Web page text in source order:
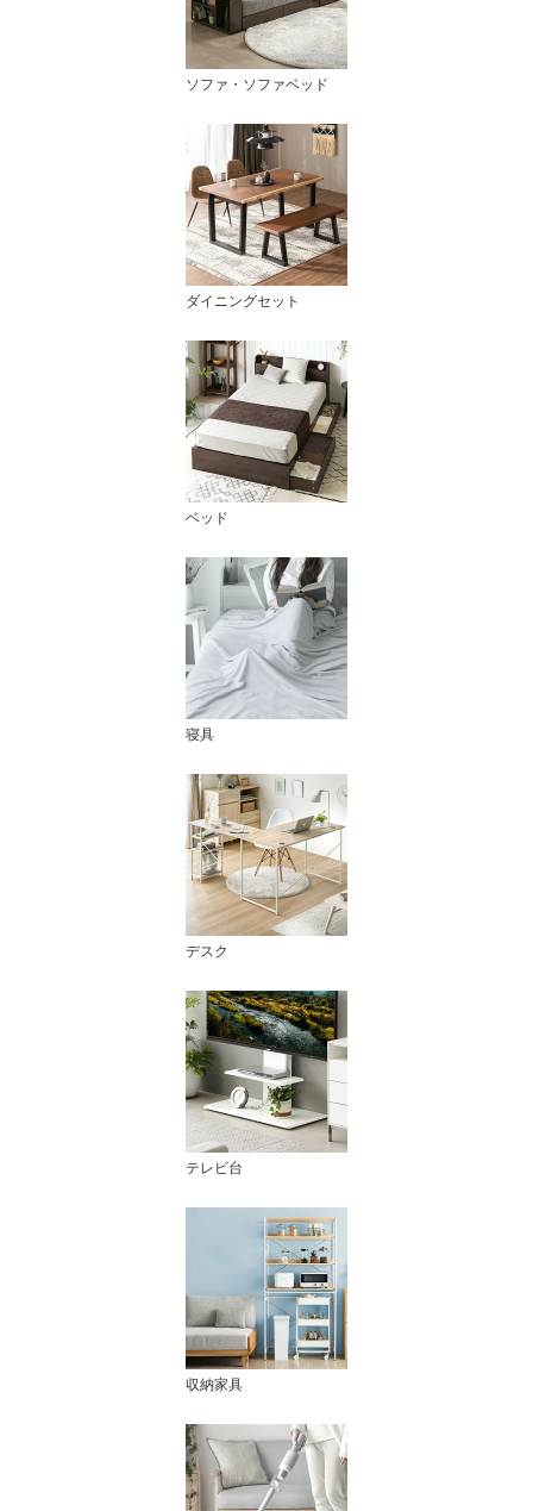
ソファ・ソファベッド
ダイニングセット
ベッド
寝具
デスク
テレビ台
収納家具